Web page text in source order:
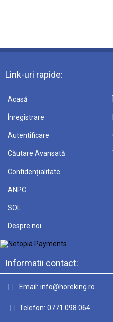
Link-uri rapide:
Acasă
Înregistrare
Autentificare
Căutare Avansată
Confidențialitate
ANPC
SOL
Despre noi
Informatii contact:
Email: info@horeking.ro
Telefon: 0771 098 064